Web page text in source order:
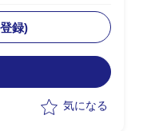
生向けのため企業
、情報Ⅰ
～12:40、13:15～
12:00)
うコンテンツの制作
録)
気になる